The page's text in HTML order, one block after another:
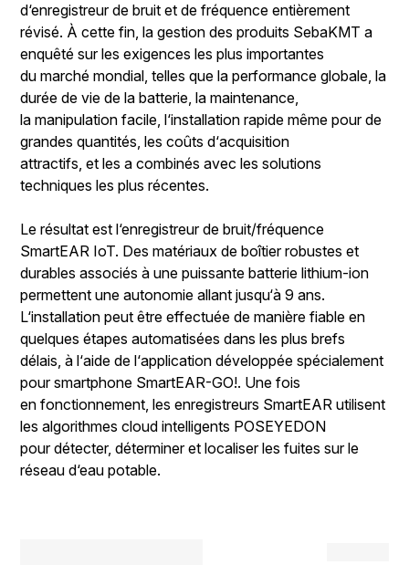
d‘enregistreur de bruit et de fréquence entièrement
révisé. À cette fin, la gestion des produits SebaKMT a
enquêté sur les exigences les plus importantes
du marché mondial, telles que la performance globale, la
durée de vie de la batterie, la maintenance,
la manipulation facile, l‘installation rapide même pour de
grandes quantités, les coûts d‘acquisition
attractifs, et les a combinés avec les solutions
techniques les plus récentes.
Le résultat est l‘enregistreur de bruit/fréquence
SmartEAR IoT. Des matériaux de boîtier robustes et
durables associés à une puissante batterie lithium-ion
permettent une autonomie allant jusqu‘à 9 ans.
L‘installation peut être effectuée de manière fiable en
quelques étapes automatisées dans les plus brefs
délais, à l‘aide de l‘application développée spécialement
pour smartphone SmartEAR-GO!. Une fois
en fonctionnement, les enregistreurs SmartEAR utilisent
les algorithmes cloud intelligents POSEYEDON
pour détecter, déterminer et localiser les fuites sur le
réseau d‘eau potable.